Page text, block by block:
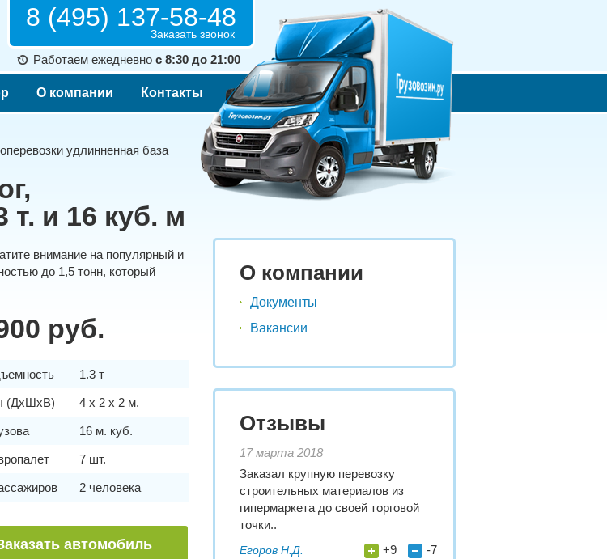
О компании Контакты
8 (495) 137-58-48
Заказать звонок
Работаем ежедневно с 8:30 до 21:00
удлинненная база
т. и 16 куб. м
внимание на популярный и
до 1,5 тонн, который
руб.
1.3 т
(ДхШхВ) 4 x 2 x 2 м.
16 м. куб.
7 шт.
2 человека
автомобиль
О компании
Документы
Вакансии
Отзывы
17 марта 2018
Заказал крупную перевозку
строительных материалов из
гипермаркета до своей торговой
точки..
Егоров Н.Д. +9 -7